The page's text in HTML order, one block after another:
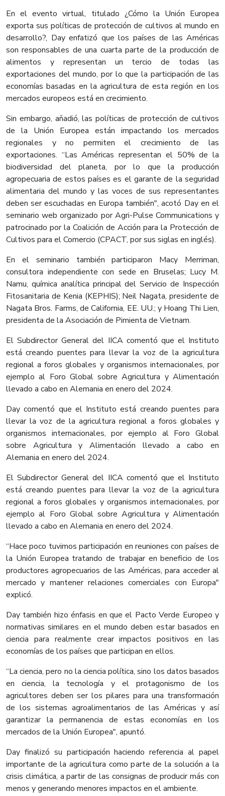
En el evento virtual, titulado ¿Cómo la Unión Europea
exporta sus políticas de protección de cultivos al mundo en
desarrollo?, Day enfatizó que los países de las Américas
son responsables de una cuarta parte de la producción de
alimentos y representan un tercio de todas las
exportaciones del mundo, por lo que la participación de las
economías basadas en la agricultura de esta región en los
mercados europeos está en crecimiento.
Sin embargo, añadió, las políticas de protección de cultivos
de la Unión Europea están impactando los mercados
regionales y no permiten el crecimiento de las
exportaciones. “Las Américas representan el 50% de la
biodiversidad del planeta, por lo que la producción
agropecuaria de estos países es el garante de la seguridad
alimentaria del mundo y las voces de sus representantes
deben ser escuchadas en Europa también", acotó Day en el
seminario web organizado por Agri-Pulse Communications y
patrocinado por la Coalición de Acción para la Protección de
Cultivos para el Comercio (CPACT, por sus siglas en inglés).
En el seminario también participaron Macy Merriman,
consultora independiente con sede en Bruselas; Lucy M.
Namu, química analítica principal del Servicio de Inspección
Fitosanitaria de Kenia (KEPHIS); Neil Nagata, presidente de
Nagata Bros. Farms, de California, EE. UU.; y Hoang Thi Lien,
presidenta de la Asociación de Pimienta de Vietnam.
El Subdirector General del IICA comentó que el Instituto
está creando puentes para llevar la voz de la agricultura
regional a foros globales y organismos internacionales, por
ejemplo al Foro Global sobre Agricultura y Alimentación
llevado a cabo en Alemania en enero del 2024.
Day comentó que el Instituto está creando puentes para
llevar la voz de la agricultura regional a foros globales y
organismos internacionales, por ejemplo al Foro Global
sobre Agricultura y Alimentación llevado a cabo en
Alemania en enero del 2024.
El Subdirector General del IICA comentó que el Instituto
está creando puentes para llevar la voz de la agricultura
regional a foros globales y organismos internacionales, por
ejemplo al Foro Global sobre Agricultura y Alimentación
llevado a cabo en Alemania en enero del 2024.
“Hace poco tuvimos participación en reuniones con países de
la Unión Europea tratando de trabajar en beneficio de los
productores agropecuarios de las Américas, para acceder al
mercado y mantener relaciones comerciales con Europa"
explicó.
Day también hizo énfasis en que el Pacto Verde Europeo y
normativas similares en el mundo deben estar basados en
ciencia para realmente crear impactos positivos en las
economías de los países que participan en ellos.
“La ciencia, pero no la ciencia política, sino los datos basados
en ciencia, la tecnología y el protagonismo de los
agricultores deben ser los pilares para una transformación
de los sistemas agroalimentarios de las Américas y así
garantizar la permanencia de estas economías en los
mercados de la Unión Europea", apuntó.
Day finalizó su participación haciendo referencia al papel
importante de la agricultura como parte de la solución a la
crisis climática, a partir de las consignas de producir más con
menos y generando menores impactos en el ambiente.